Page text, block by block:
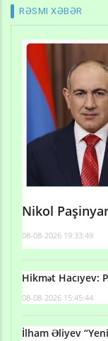
RƏSMI XƏBƏR
Nikol
08-08-2026 19:33:49
Hikmət Hacıyev:
08-08-2026 15:45:44
İlham Əliyev